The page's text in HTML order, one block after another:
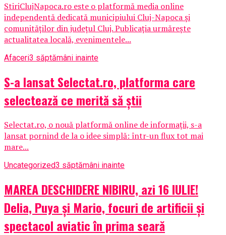
StiriClujNapoca.ro este o platformă media online
independentă dedicată municipiului Cluj-Napoca și
comunităților din județul Cluj. Publicația urmărește
actualitatea locală, evenimentele...
Afaceri3 săptămâni inainte
S-a lansat Selectat.ro, platforma care
selectează ce merită să știi
Selectat.ro, o nouă platformă online de informații, s-a
lansat pornind de la o idee simplă: într-un flux tot mai
mare...
Uncategorized3 săptămâni inainte
MAREA DESCHIDERE NIBIRU, azi 16 IULIE!
Delia, Puya și Mario, focuri de artificii și
spectacol aviatic în prima seară